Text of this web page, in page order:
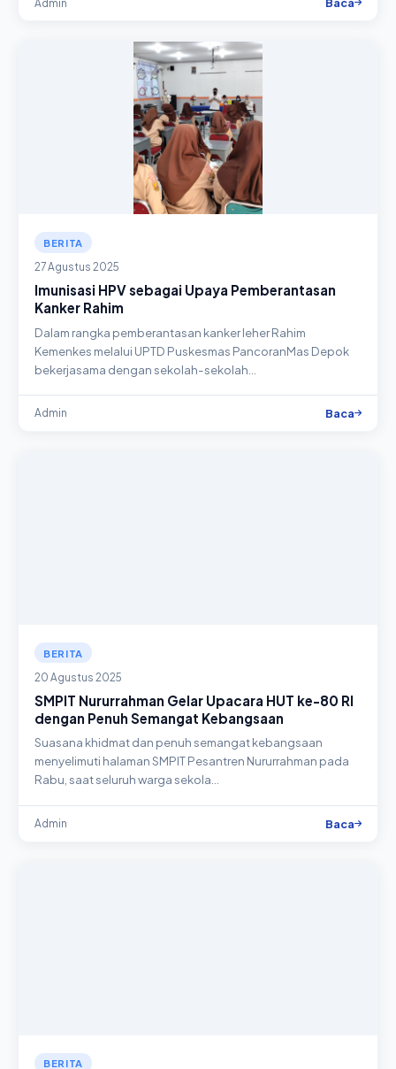
Admin
BERITA
27 Agustus 2025
Imunisasi HPV sebagai Upaya Pemberantasan
Kanker Rahim
Dalam rangka pemberantasan kanker leher Rahim
Kemenkes melalui UPTD Puskesmas PancoranMas Depok
bekerjasama dengan sekolah-sekolah…
Admin Baca
BERITA
20 Agustus 2025
SMPIT Nururrahman Gelar Upacara HUT ke-80 RI
dengan Penuh Semangat Kebangsaan
Suasana khidmat dan penuh semangat kebangsaan
menyelimuti halaman SMPIT Pesantren Nururrahman pada
Rabu, saat seluruh warga sekola…
Admin Baca
BERITA